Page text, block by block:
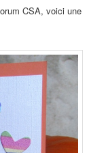
CSA, voici une